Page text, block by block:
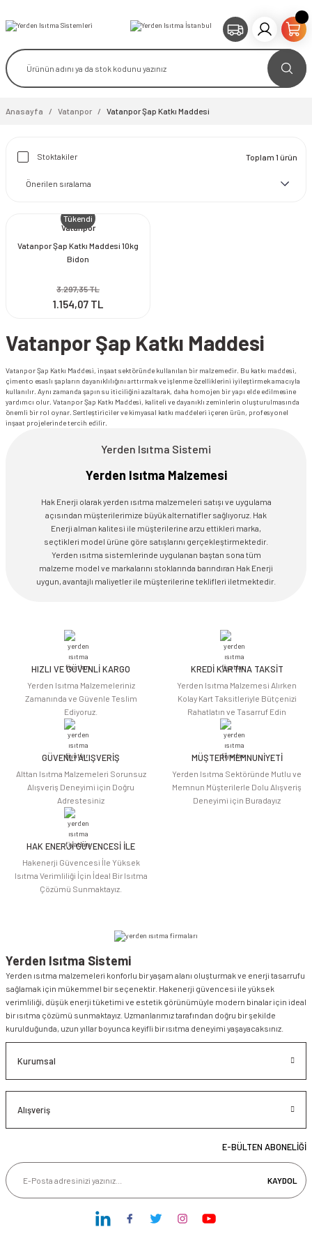
Anasayfa Vatanpor Vatanpor Şap Katkı Maddesi
Stoktakiler Toplam 1 ürün
Tükendi
Vatanpor
Vatanpor Şap Katkı Maddesi 10kg
Bidon
3.297,35 TL
1.154,07 TL
Vatanpor Şap Katkı Maddesi
Vatanpor Şap Katkı Maddesi, inşaat sektöründe kullanılan bir malzemedir. Bu katkı maddesi,
çimento esaslı şapların dayanıklılığını arttırmak ve işlenme özelliklerini iyileştirmek amacıyla
kullanılır. Aynı zamanda şapın su iticiliğini azaltarak, daha homojen bir yapı elde edilmesine
yardımcı olur. Vatanpor Şap Katkı Maddesi, kaliteli ve dayanıklı zeminlerin oluşturulmasında
önemli bir rol oynar. Sertleştiriciler ve kimyasal katkı maddeleri içeren ürün, profesyonel
inşaat projelerinde tercih edilir.
Yerden Isıtma Sistemi
Yerden Isıtma Malzemesi
Hak Enerji olarak yerden ısıtma malzemeleri satışı ve uygulama
açısından müşterilerimize büyük alternatifler sağlıyoruz. Hak
Enerji alman kalitesi ile müşterilerine arzu ettikleri marka,
seçtikleri model ürüne göre satışlarını gerçekleştirmektedir.
Yerden ısıtma sistemlerinde uygulanan baştan sona tüm
malzeme model ve markalarını stoklarında barındıran Hak Enerji
uygun, avantajlı maliyetler ile müşterilerine teklifleri iletmektedir.
HIZLI VE GÜVENLİ KARGO
Yerden Isıtma Malzemeleriniz
Zamanında ve Güvenle Teslim
Ediyoruz.
KREDİ KARTINA TAKSİT
Yerden Isıtma Malzemesi Alırken
Kolay Kart Taksitleriyle Bütçenizi
Rahatlatın ve Tasarruf Edin
GÜVENLİ ALIŞVERİŞ
Alttan Isıtma Malzemeleri Sorunsuz
Alışveriş Deneyimi için Doğru
Adrestesiniz
MÜŞTERİ MEMNUNİYETİ
Yerden Isıtma Sektöründe Mutlu ve
Memnun Müşterilerle Dolu Alışveriş
Deneyimi için Buradayız
HAK ENERJİ GÜVENCESİ İLE
Hakenerji Güvencesi İle Yüksek
Isıtma Verimliliği İçin İdeal Bir Isıtma
Çözümü Sunmaktayız.
Yerden Isıtma Sistemi
Yerden ısıtma malzemeleri konforlu bir yaşam alanı oluşturmak ve enerji tasarrufu
sağlamak için mükemmel bir seçenektir. Hakenerji güvencesi ile yüksek
verimliliği, düşük enerji tüketimi ve estetik görünümüyle modern binalar için ideal
bir ısıtma çözümü sunmaktayız. Uzmanlarımız tarafından doğru bir şekilde
kurulduğunda, uzun yıllar boyunca keyifli bir ısıtma deneyimi yaşayacaksınız.
Kurumsal
Alışveriş
E-BÜLTEN ABONELİĞİ
KAYDOL